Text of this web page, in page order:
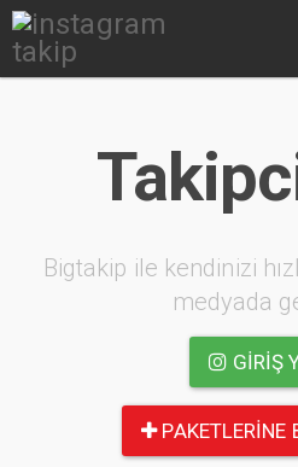
Bigtakip ile kendinizi
medyada
GIRIŞ
PAKETLERINE